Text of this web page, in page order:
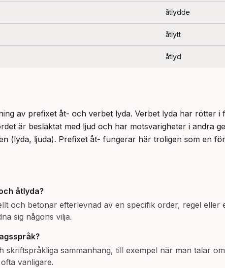
åtlydde
åtlytt
åtlyd
är besläktat med ljud och har motsvarigheter i andra
(lyda, ljuda). Prefixet åt- fungerar här troligen som en
åtlyda?
och betonar efterlevnad av en specifik order, regel eller
sig någons vilja.
skriftspråkliga sammanhang, till exempel när man talar
ofta vanligare.